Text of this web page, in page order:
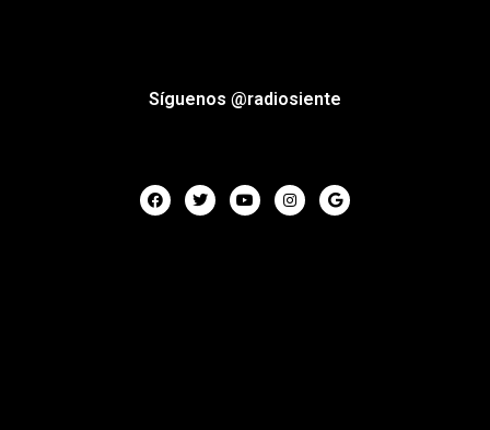
Síguenos @radiosiente